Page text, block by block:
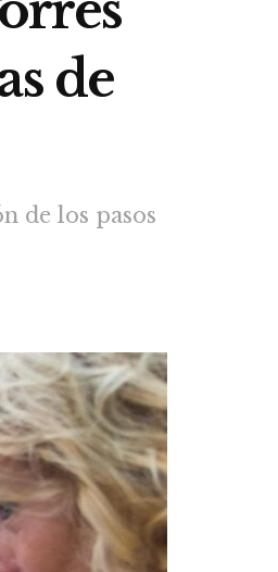
de
de los pasos